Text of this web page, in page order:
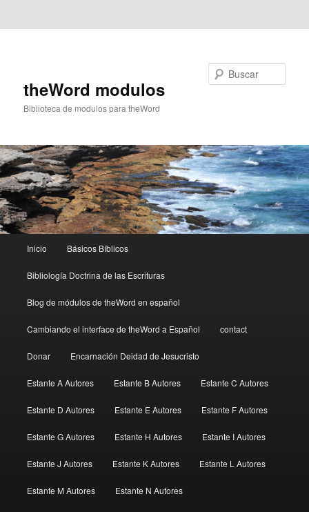
theWord modulos
Biblioteca de modulos para theWord
principal
Inicio Básicos Bíblicos
Bibliología Doctrina de las Escrituras
Blog de módulos de theWord en español
Cambiando el interface de theWord a Español contact
Donar Encarnación Deidad de Jesucristo
Estante A Autores Estante B Autores Estante C Autores
Estante D Autores Estante E Autores Estante F Autores
Estante G Autores Estante H Autores Estante I Autores
Estante J Autores Estante K Autores Estante L Autores
Estante M Autores Estante N Autores